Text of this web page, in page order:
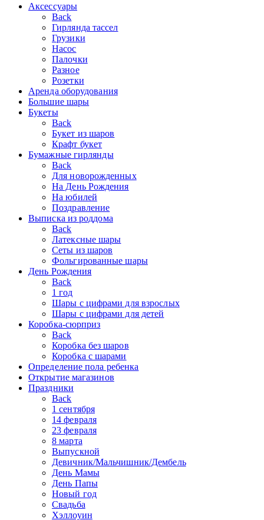
Аксессуары
Back
Гирлянда тассел
Грузики
Насос
Палочки
Разное
Розетки
Аренда оборудования
Большие шары
Букеты
Back
Букет из шаров
Крафт букет
Бумажные гирлянды
Back
Для новорожденных
На День Рождения
На юбилей
Поздравление
Выписка из роддома
Back
Латексные шары
Сеты из шаров
Фольгированные шары
День Рождения
Back
1 год
Шары с цифрами для взрослых
Шары с цифрами для детей
Коробка-сюрприз
Back
Коробка без шаров
Коробка с шарами
Определение пола ребенка
Открытие магазинов
Праздники
Back
1 сентября
14 февраля
23 февраля
8 марта
Выпускной
Девичник/Мальчишник/Дембель
День Мамы
День Папы
Новый год
Свадьба
Хэллоуин